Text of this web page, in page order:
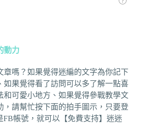
動力
章嗎？如果覺得迷編的文字為你記下
如果覺得看了訪問可以多了解一點喜
和可愛小地方、如果覺得參戰教學文
，請幫忙按下面的拍手圖示，只要登
FB帳號，就可以【免費支持】迷迷